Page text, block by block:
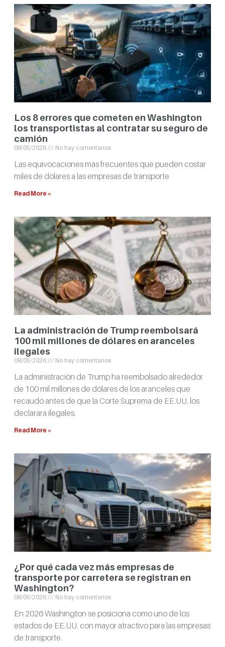
Los 8 errores que cometen en Washington
los transportistas al contratar su seguro de
camión
08/05/2026 No hay comentarios
Las equivocaciones más frecuentes que pueden costar
miles de dólares a las empresas de transporte
Read More »
La administración de Trump reembolsará
100 mil millones de dólares en aranceles
ilegales
08/05/2026 No hay comentarios
La administración de Trump ha reembolsado alrededor
de 100 mil millones de dólares de los aranceles que
recaudó antes de que la Corte Suprema de EE.UU. los
declarara ilegales.
Read More »
¿Por qué cada vez más empresas de
transporte por carretera se registran en
Washington?
08/05/2026 No hay comentarios
En 2026 Washington se posiciona como uno de los
estados de EE.UU. con mayor atractivo para las empresas
de transporte.